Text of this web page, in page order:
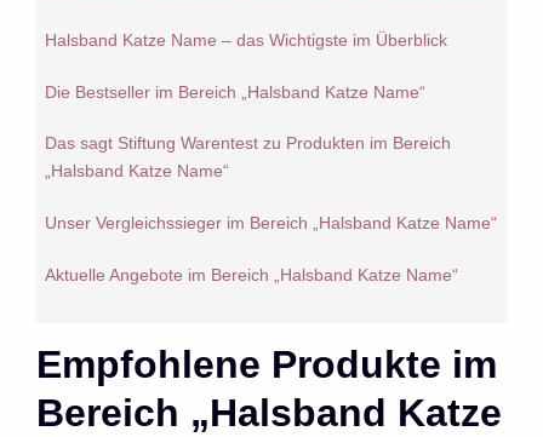
Halsband Katze Name – das Wichtigste im Überblick
Die Bestseller im Bereich „Halsband Katze Name“
Das sagt Stiftung Warentest zu Produkten im Bereich
„Halsband Katze Name“
Unser Vergleichssieger im Bereich „Halsband Katze Name“
Aktuelle Angebote im Bereich „Halsband Katze Name“
Empfohlene Produkte im
Bereich „Halsband Katze